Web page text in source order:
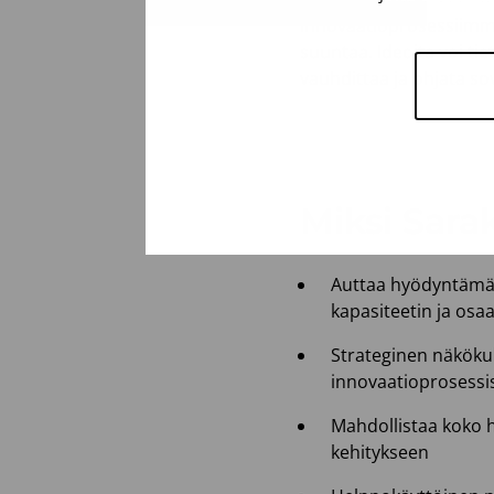
suuntaa. Ideoita voi
vauhdittaa ja ohjata
Auttaa
kapasiteetin ja
Strateginen
Mahdollistaa koko
kehitykseen